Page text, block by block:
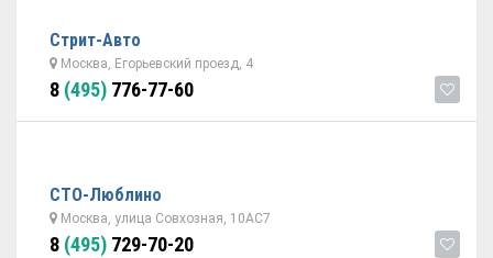
Стрит-Авто
Москва, Егорьевский проезд, 4
8 (495) 776-77-60
СТО-Люблино
Москва, улица Совхозная, 10АC7
8 (495) 729-70-20